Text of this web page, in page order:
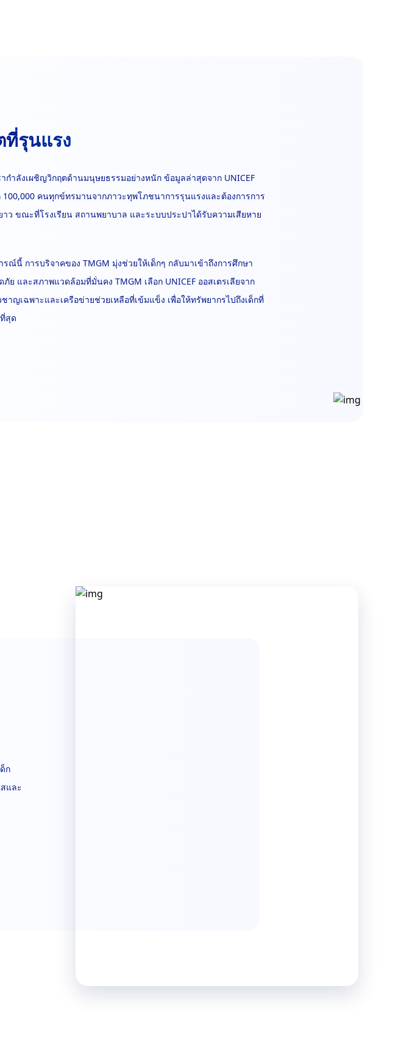
ที่รุนแรง
กำลังเผชิญวิกฤตด้านมนุษยธรรมอย่างหนัก ข้อมูลล่าสุดจาก UNICEF
100,000 คนทุกข์ทรมานจากภาวะทุพโภชนาการรุนแรงและต้องการการ
าว ขณะที่โรงเรียน สถานพยาบาล และระบบประปาได้รับความเสียหาย
ณ์นี้ การบริจาคของ TMGM มุ่งช่วยให้เด็กๆ กลับมาเข้าถึงการศึกษา
ย และสภาพแวดล้อมที่มั่นคง TMGM เลือก UNICEF ออสเตรเลียจาก
าญเฉพาะและเครือข่ายช่วยเหลือที่เข้มแข็ง เพื่อให้ทรัพยากรไปถึงเด็กที่
สุด
ก
และ